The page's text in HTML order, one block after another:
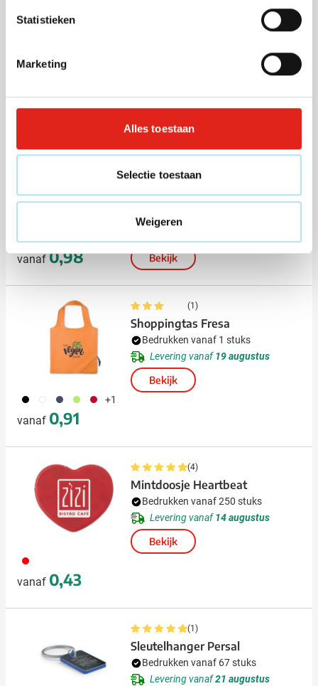
Statistieken
Marketing
Alles toestaan
Selectie toestaan
Weigeren
vanaf 0,65
24 augustus
vanaf 0,98
Draagtas Portas | 10,5 L | Katoen
| Lange hengsels
Bedrukken vanaf 125 stuks
Bekijk
001 002 005 019 008 +1
vanaf 0,91
(1)
Shoppingtas Fresa
Bedrukken vanaf 1 stuks
Levering vanaf19 augustus
Bekijk
008
vanaf 0,43
(4)
Mintdoosje Heartbeat
Bedrukken vanaf 250 stuks
Levering vanaf14 augustus
Bekijk
(1)
Sleutelhanger Persal
Bedrukken vanaf 67 stuks
Levering vanaf21 augustus